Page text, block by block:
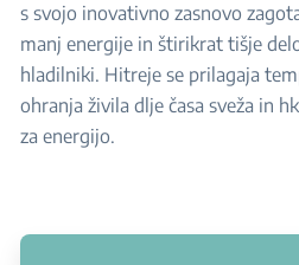
s svojo inovativno zasnovo
manj energije in štirikrat tišje
hladilniki. Hitreje se prilagaja
ohranja živila dlje časa sveža in
za energijo.